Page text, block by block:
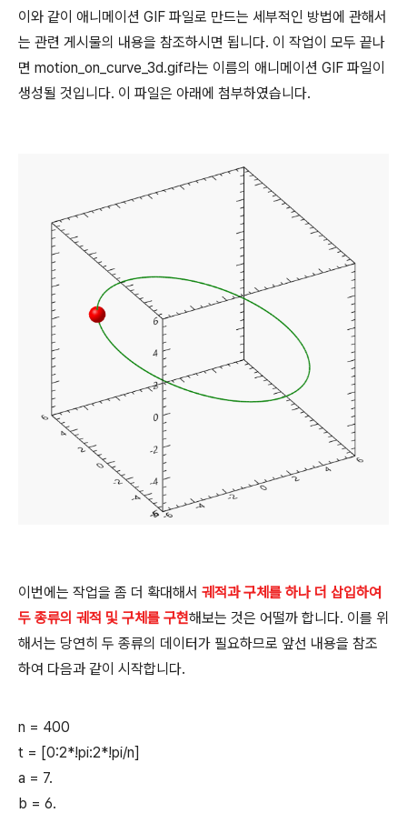
이와 같이 애니메이션 GIF 파일로 만드는 세부적인 방법에 관해서
는 관련 게시물의 내용을 참조하시면 됩니다. 이 작업이 모두 끝나
면 motion_on_curve_3d.gif라는 이름의 애니메이션 GIF 파일이
생성될 것입니다. 이 파일은 아래에 첨부하였습니다.
이번에는 작업을 좀 더 확대해서 궤적과 구체를 하나 더 삽입하여
두 종류의 궤적 및 구체를 구현해보는 것은 어떨까 합니다. 이를 위
해서는 당연히 두 종류의 데이터가 필요하므로 앞선 내용을 참조
하여 다음과 같이 시작합니다.
n = 400
t = [0:2*!pi:2*!pi/n]
a = 7.
b = 6.